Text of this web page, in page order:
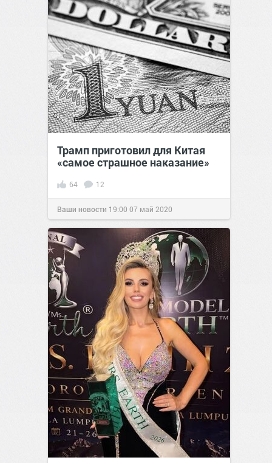
Трамп приготовил для Китая
«самое страшное наказание»
64 12
Ваши новости 19:00 07 май 2020